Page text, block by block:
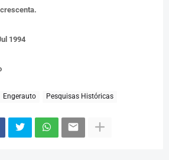
1994
Engerauto Pesquisas Históricas